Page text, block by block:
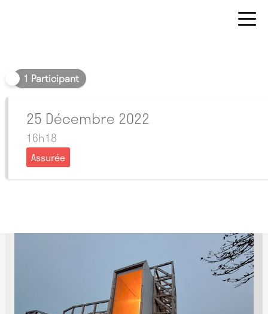
1 Participant
25 Décembre 2022
16h18
Assurée